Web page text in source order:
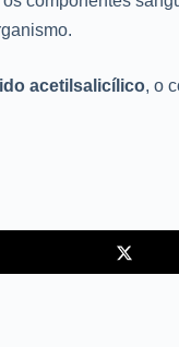
acetilsalicílico, o